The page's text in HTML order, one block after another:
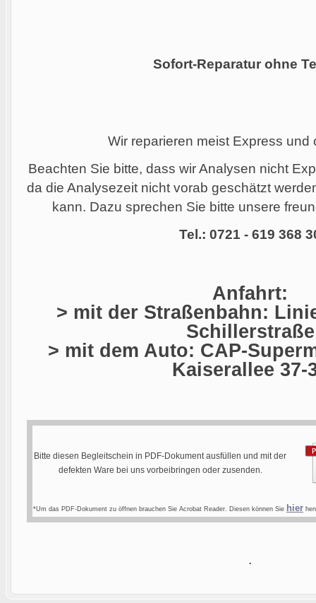
Sofort-Reparatur ohne
Wir reparieren meist Express und
Beachten Sie bitte, dass wir Analysen nicht
da die Analysezeit nicht vorab geschätzt
kann. Dazu sprechen Sie bitte unsere
Tel.: 0721 - 619 368
Anfahrt:
> mit der Straßenbahn:
Schillerstraße
> mit dem Auto: CAP-
Kaiserallee 37-
Bitte diesen Begleitschein in PDF-Dokument ausfüllen und mit der
defekten Ware bei uns vorbeibringen oder zusenden.
*Um das PDF-Dokument zu öffnen brauchen Sie Acrobat Reader. Diesen können Sie hier
.